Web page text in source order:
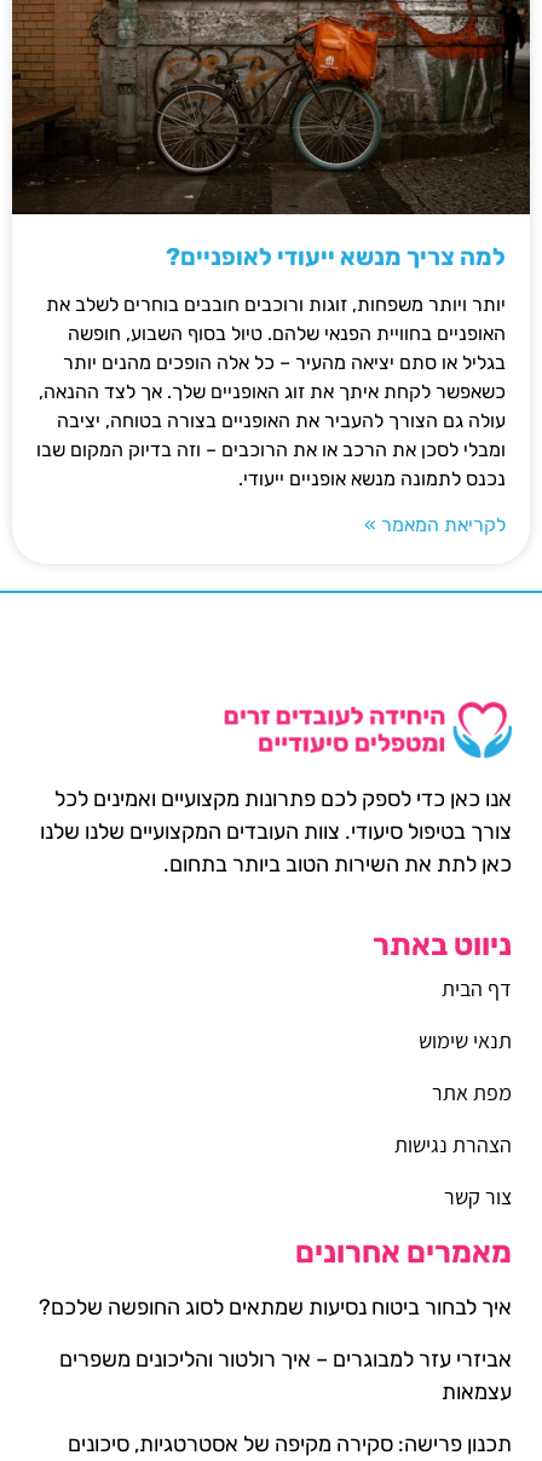
למה צריך מנשא ייעודי לאופניים?
יותר ויותר משפחות, זוגות ורוכבים חובבים בוחרים לשלב את
האופניים בחוויית הפנאי שלהם. טיול בסוף השבוע, חופשה
בגליל או סתם יציאה מהעיר – כל אלה הופכים מהנים יותר
כשאפשר לקחת איתך את זוג האופניים שלך. אך לצד ההנאה,
עולה גם הצורך להעביר את האופניים בצורה בטוחה, יציבה
ומבלי לסכן את הרכב או את הרוכבים – וזה בדיוק המקום שבו
נכנס לתמונה מנשא אופניים ייעודי.
לקריאת המאמר »
אנו כאן כדי לספק לכם פתרונות מקצועיים ואמינים לכל
צורך בטיפול סיעודי. צוות העובדים המקצועיים שלנו שלנו
כאן לתת את השירות הטוב ביותר בתחום.
ניווט באתר
דף הבית
תנאי שימוש
מפת אתר
הצהרת נגישות
צור קשר
מאמרים אחרונים
איך לבחור ביטוח נסיעות שמתאים לסוג החופשה שלכם?
אביזרי עזר למבוגרים – איך רולטור והליכונים משפרים
עצמאות
תכנון פרישה: סקירה מקיפה של אסטרטגיות, סיכונים